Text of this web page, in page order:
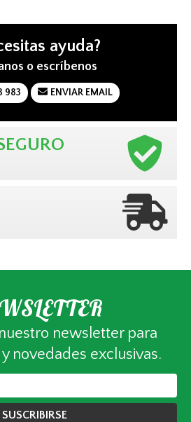
ayuda?
o escríbenos
983 ENVIAR EMAIL
newsletter para
novedades exclusivas.
SUSCRIBIRSE